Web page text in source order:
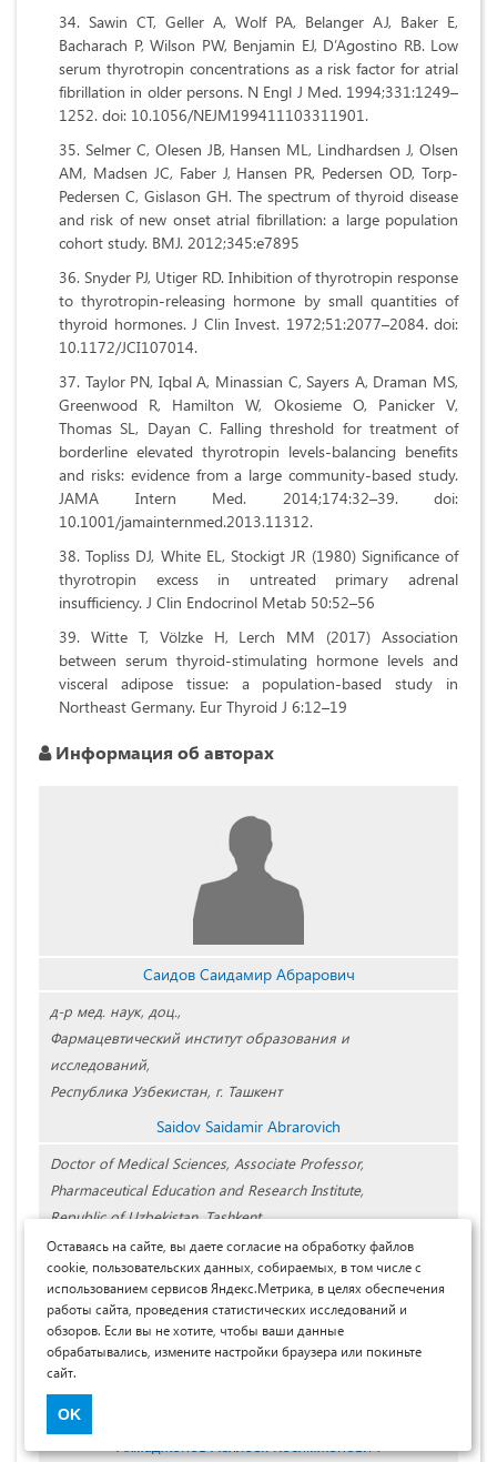
Sawin CT, Geller A, Wolf PA, Belanger AJ, Baker E,
Bacharach P, Wilson PW, Benjamin EJ, D’Agostino RB. Low
serum thyrotropin concentrations as a risk factor for atrial
fibrillation in older persons. N Engl J Med. 1994;331:1249–
1252. doi: 10.1056/NEJM199411103311901.
Selmer C, Olesen JB, Hansen ML, Lindhardsen J, Olsen
AM, Madsen JC, Faber J, Hansen PR, Pedersen OD, Torp-
Pedersen C, Gislason GH. The spectrum of thyroid disease
and risk of new onset atrial fibrillation: a large population
cohort study. BMJ. 2012;345:e7895
Snyder PJ, Utiger RD. Inhibition of thyrotropin response
to thyrotropin-releasing hormone by small quantities of
thyroid hormones. J Clin Invest. 1972;51:2077–2084. doi:
10.1172/JCI107014.
Taylor PN, Iqbal A, Minassian C, Sayers A, Draman MS,
Greenwood R, Hamilton W, Okosieme O, Panicker V,
Thomas SL, Dayan C. Falling threshold for treatment of
borderline elevated thyrotropin levels-balancing benefits
and risks: evidence from a large community-based study.
JAMA Intern Med. 2014;174:32–39. doi:
10.1001/jamainternmed.2013.11312.
Topliss DJ, White EL, Stockigt JR (1980) Significance of
thyrotropin excess in untreated primary adrenal
insufficiency. J Clin Endocrinol Metab 50:52–56
Witte T, Völzke H, Lerch MM (2017) Association
between serum thyroid-stimulating hormone levels and
visceral adipose tissue: a population-based study in
Northeast Germany. Eur Thyroid J 6:12–19
Информация об авторах
Саидов Саидамир Абрарович
д-р мед. наук, доц.,
Фармацевтический институт образования и
исследований,
Республика Узбекистан, г. Ташкент
Saidov Saidamir Abrarovich
Doctor of Medical Sciences, Associate Professor,
Pharmaceutical Education and Research Institute,
Republic of Uzbekistan, Tashkent
Ахмаджонов Асилбек Косимжонович
Оставаясь на сайте, вы даете согласие на обработку файлов
cookie, пользовательских данных, собираемых, в том числе с
использованием сервисов Яндекс.Метрика, в целях обеспечения
работы сайта, проведения статистических исследований и
обзоров. Если вы не хотите, чтобы ваши данные
обрабатывались, измените настройки браузера или покиньте
сайт.
OK